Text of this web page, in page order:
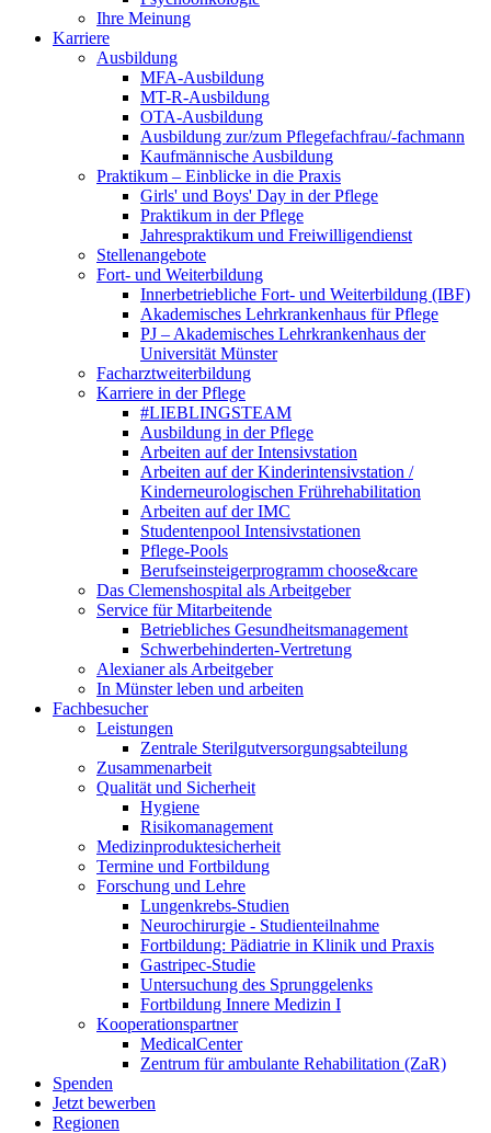
Ihre Meinung
Karriere
Ausbildung
MFA-Ausbildung
MT-R-Ausbildung
OTA-Ausbildung
Ausbildung zur/zum Pflegefachfrau/-fachmann
Kaufmännische Ausbildung
Praktikum – Einblicke in die Praxis
Girls' und Boys' Day in der Pflege
Praktikum in der Pflege
Jahrespraktikum und Freiwilligendienst
Stellenangebote
Fort- und Weiterbildung
Innerbetriebliche Fort- und Weiterbildung (IBF)
Akademisches Lehrkrankenhaus für Pflege
PJ – Akademisches Lehrkrankenhaus der
Universität Münster
Facharztweiterbildung
Karriere in der Pflege
#LIEBLINGSTEAM
Ausbildung in der Pflege
Arbeiten auf der Intensivstation
Arbeiten auf der Kinderintensivstation /
Kinderneurologischen Frührehabilitation
Arbeiten auf der IMC
Studentenpool Intensivstationen
Pflege-Pools
Berufseinsteigerprogramm choose&care
Das Clemenshospital als Arbeitgeber
Service für Mitarbeitende
Betriebliches Gesundheitsmanagement
Schwerbehinderten-Vertretung
Alexianer als Arbeitgeber
In Münster leben und arbeiten
Fachbesucher
Leistungen
Zentrale Sterilgutversorgungsabteilung
Zusammenarbeit
Qualität und Sicherheit
Hygiene
Risikomanagement
Medizinproduktesicherheit
Termine und Fortbildung
Forschung und Lehre
Lungenkrebs-Studien
Neurochirurgie - Studienteilnahme
Fortbildung: Pädiatrie in Klinik und Praxis
Gastripec-Studie
Untersuchung des Sprunggelenks
Fortbildung Innere Medizin I
Kooperationspartner
MedicalCenter
Zentrum für ambulante Rehabilitation (ZaR)
Spenden
Jetzt bewerben
Regionen